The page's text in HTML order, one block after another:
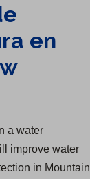
en
a water
improve water
in Mountain